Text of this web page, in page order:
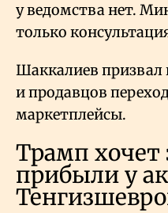
у ведомства нет.
только
Шаккалиев призвал
и продавцов
маркетплейсы.
Трамп хочет
прибыли у